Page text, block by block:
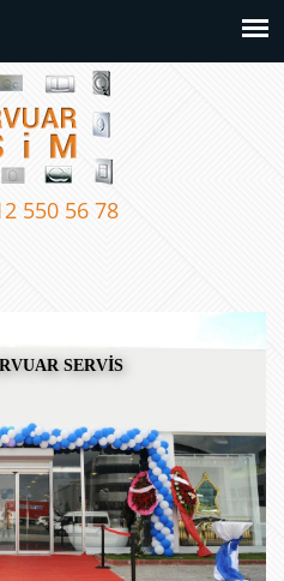
550 56 78
SERVİS